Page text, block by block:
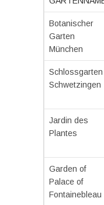
Botanischer
Garten
München
Schlossgarten
Schwetzingen
Jardin des
Plantes
Garden of
Palace of
Fontainebleau